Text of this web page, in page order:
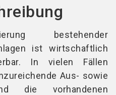
bestehender
ist wirtschaftlich
In vielen Fällen
Aus- sowie
die vorhandenen